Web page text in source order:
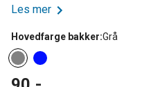
Les mer
Hovedfarge bakker:Grå